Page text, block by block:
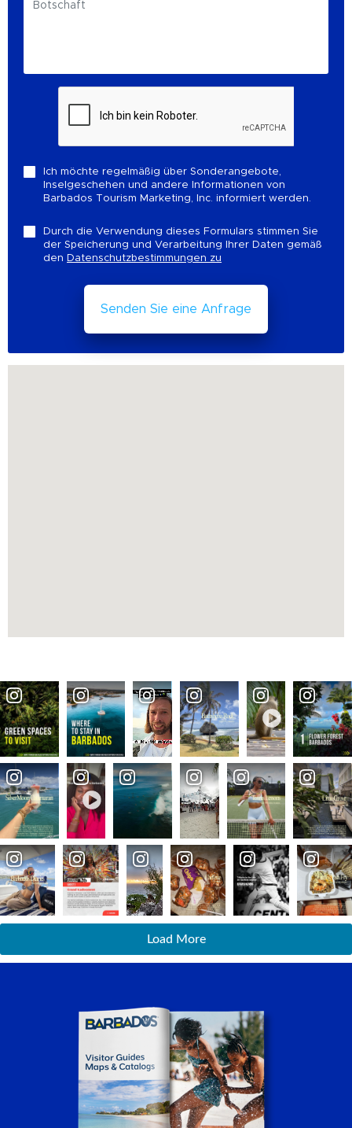
Ich möchte regelmäßig über Sonderangebote,
Inselgeschehen und andere Informationen von
Barbados Tourism Marketing, Inc. informiert werden.
Durch die Verwendung dieses Formulars stimmen Sie
der Speicherung und Verarbeitung Ihrer Daten gemäß
den Datenschutzbestimmungen zu
Load More